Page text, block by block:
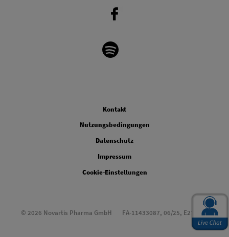
Kontakt
Nutzungsbedingungen
Datenschutz
Impressum
Cookie-Einstellungen
© 2026 Novartis Pharma GmbH FA-11433087, 06/25, E270613